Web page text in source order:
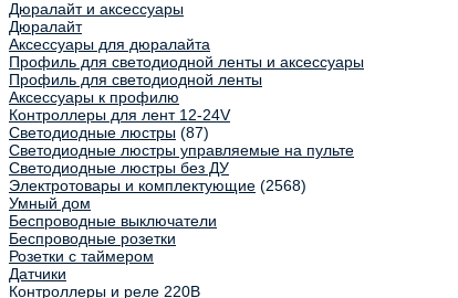
Дюралайт и аксессуары
Дюралайт
Аксессуары для дюралайта
Профиль для светодиодной ленты и аксессуары
Профиль для светодиодной ленты
Аксессуары к профилю
Контроллеры для лент 12-24V
Светодиодные люстры (87)
Светодиодные люстры управляемые на пульте
Светодиодные люстры без ДУ
Электротовары и комплектующие (2568)
Умный дом
Беспроводные выключатели
Беспроводные розетки
Розетки с таймером
Датчики
Контроллеры и реле 220В